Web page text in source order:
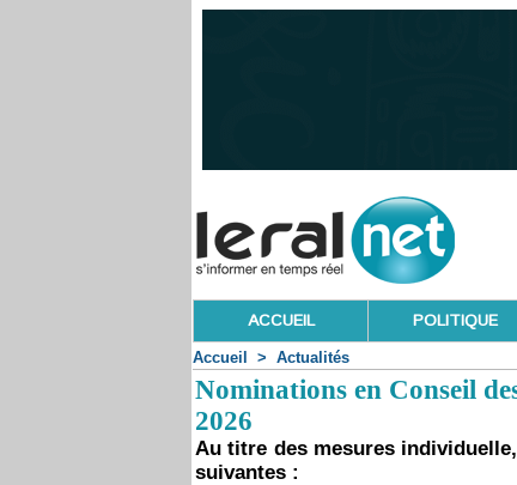
ACCUEIL POLITIQUE
Accueil > Actualités
Nominations en Conseil
2026
Au titre des mesures
suivantes :